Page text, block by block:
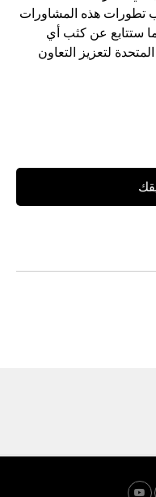
تطورات هذه المشاورات
ستتابع عن كثب أي
لتعزيز التعاون